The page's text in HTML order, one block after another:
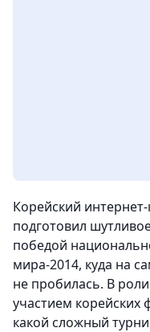
Корейский
подготовил
победой
мира-2014, куда на
не пробилась. В
участием корейских
какой сложный